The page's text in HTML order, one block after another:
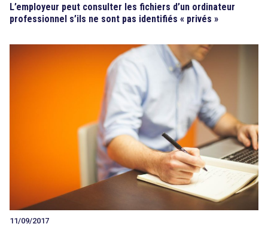
L’employeur peut consulter les fichiers d’un ordinateur
professionnel s’ils ne sont pas identifiés « privés »
11/09/2017